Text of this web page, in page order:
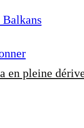
Balkans
en pleine